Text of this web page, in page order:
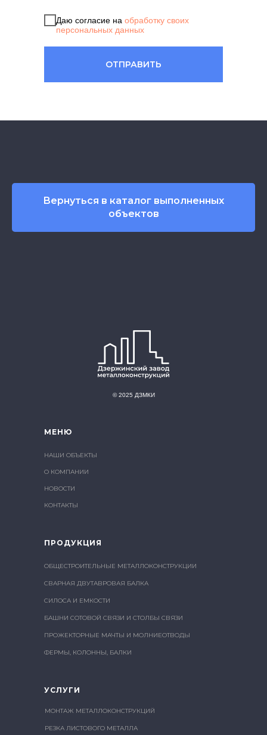
Даю согласие на обработку своих
персональных данных
ОТПРАВИТЬ
Вернуться в каталог выполненных
объектов
МЕНЮ
КОНТАКТЫ
НОВОСТИ
О КОМПАНИИ
НАШИ ОБЪЕКТЫ
ПРОДУКЦИЯ
БАШНИ СОТОВОЙ СВЯЗИ И СТОЛБЫ СВЯЗИ
ФЕРМЫ, КОЛОННЫ, БАЛКИ
ПРОЖЕКТОРНЫЕ МАЧТЫ И МОЛНИЕОТВОДЫ
СИЛОСА И ЕМКОСТИ
СВАРНАЯ ДВУТАВРОВАЯ БАЛКА
ОБЩЕСТРОИТЕЛЬНЫЕ МЕТАЛЛОКОНСТРУКЦИИ
УСЛУГИ
РЕЗКА ЛИСТОВОГО МЕТАЛЛА
МОНТАЖ МЕТАЛЛОКОНСТРУКЦИЙ
© 2025 ДЗМКИ